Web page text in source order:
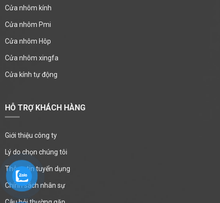
Cửa nhôm kính
Cửa nhôm Pmi
Cửa nhôm Hôp
Cửa nhôm xingfa
Cửa kính tự động
HỖ TRỢ KHÁCH HÀNG
Giới thiệu công ty
Lý do chọn chúng tôi
Thông tin tuyển dụng
Chính sách nhân sự